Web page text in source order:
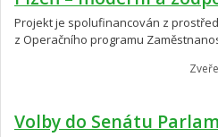
Projekt je spolufinancován z
z Operačního programu
Volby do Senátu